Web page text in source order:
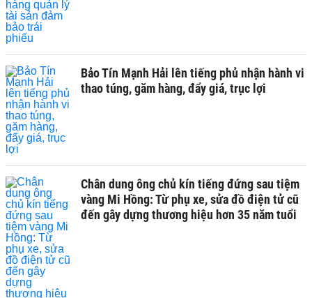
Bảo Tín Mạnh Hải lên tiếng phủ nhận hành vi
thao túng, găm hàng, đẩy giá, trục lợi
Chân dung ông chủ kín tiếng đứng sau tiệm
vàng Mi Hồng: Từ phụ xe, sửa đồ điện tử cũ
đến gây dựng thương hiệu hơn 35 năm tuổi